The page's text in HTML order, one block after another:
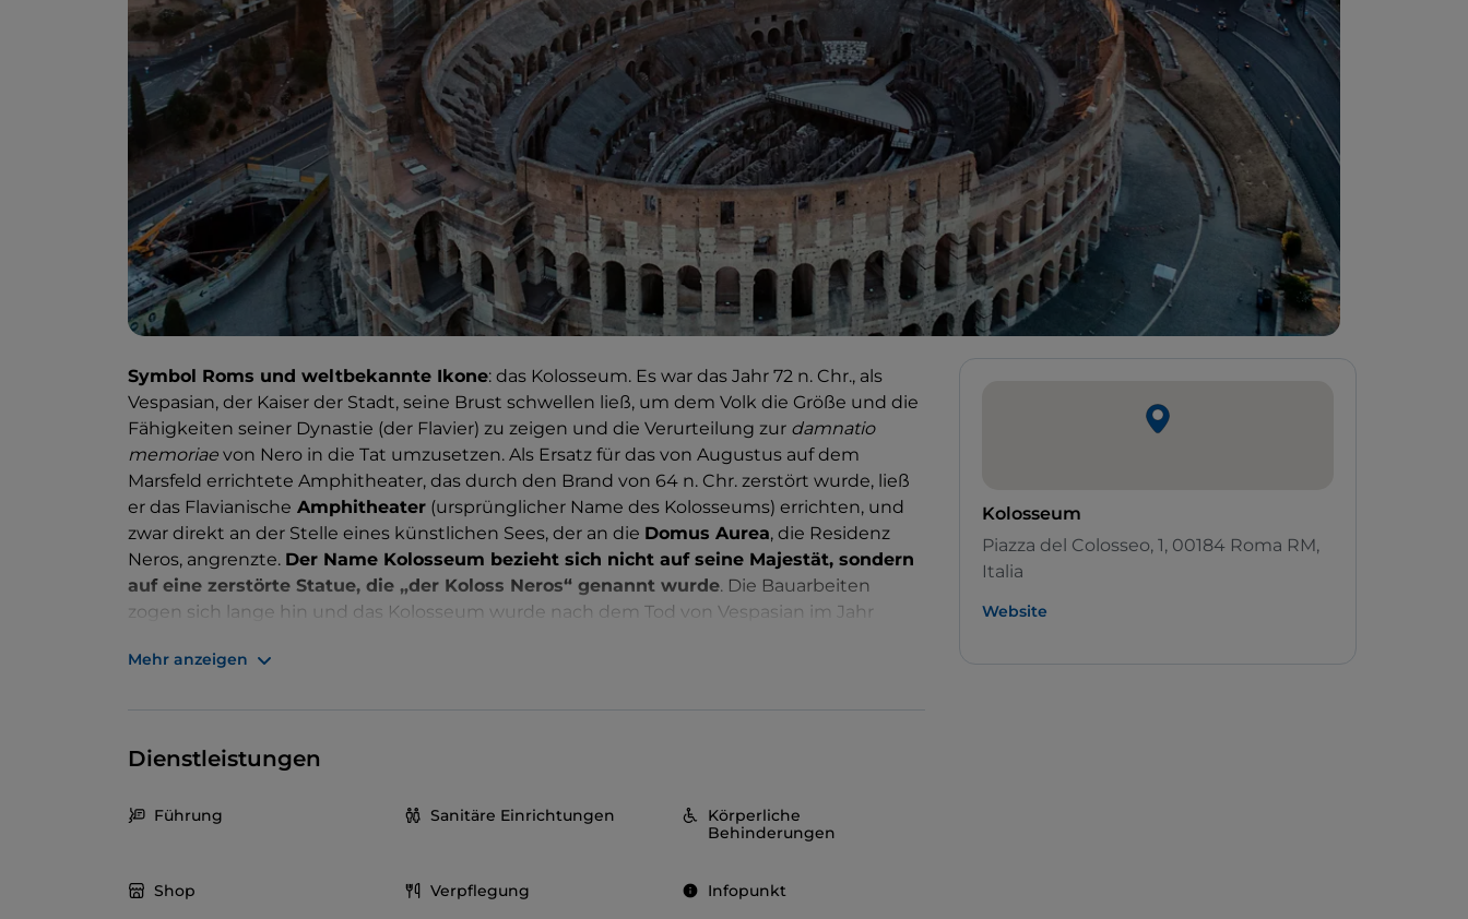
Symbol Roms und weltbekannte Ikone: das Kolosseum. Es war das Jahr 72 n. Chr., als
Vespasian, der Kaiser der Stadt, seine Brust schwellen ließ, um dem Volk die Größe und die
Fähigkeiten seiner Dynastie (der Flavier) zu zeigen und die Verurteilung zur damnatio
memoriae von Nero in die Tat umzusetzen. Als Ersatz für das von Augustus auf dem
Marsfeld errichtete Amphitheater, das durch den Brand von 64 n. Chr. zerstört wurde, ließ
er das Flavianische Amphitheater (ursprünglicher Name des Kolosseums) errichten, und
zwar direkt an der Stelle eines künstlichen Sees, der an die Domus Aurea, die Residenz
Neros, angrenzte. Der Name Kolosseum bezieht sich nicht auf seine Majestät, sondern
auf eine zerstörte Statue, die „der Koloss Neros“ genannt wurde. Die Bauarbeiten
zogen sich lange hin und das Kolosseum wurde nach dem Tod von Vespasian im Jahr
eingeweiht. Es wurde dann zum
einem Steinbruch für Marmor, Travertin und Stein für den Bau der Stadt wurde und
dem 18. Jahrhundert wurde es restauriert und von Benedikt XI. der Passion Jesu geweiht.
haben, fasziniert das Kolosseum durch seine Größe und seine Integrität. Die etwa 50 Meter
Mehr anzeigen
Dienstleistungen
Führung Sanitäre Einrichtungen
Körperliche
Behinderungen
Shop Verpflegung Infopunkt
Kolosseum
Piazza del Colosseo, 1, 00184 Roma RM,
Italia
Website